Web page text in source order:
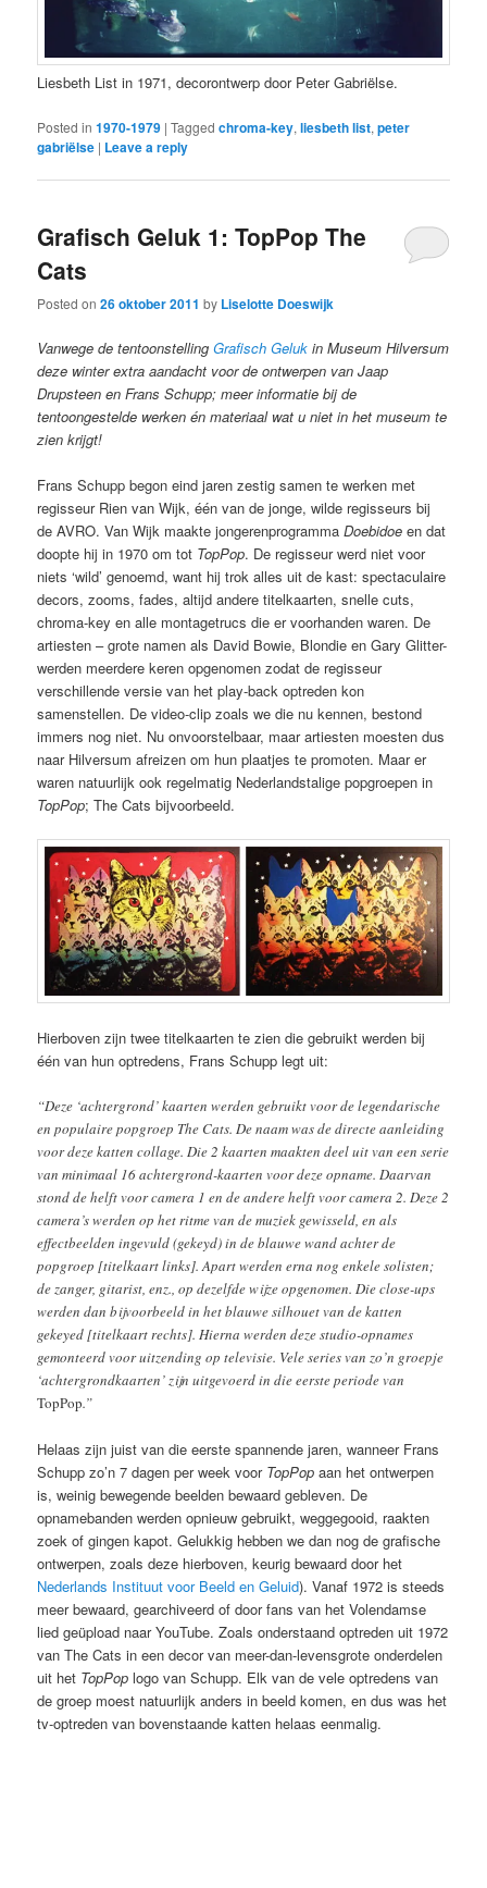
Liesbeth List in 1971, decorontwerp door Peter Gabriëlse.
Posted in 1970-1979 |Tagged chroma-key,liesbeth list,peter
gabriëlse | Leave a reply
Grafisch Geluk 1: TopPop The
Cats
Posted on26 oktober 2011 by Liselotte Doeswijk
Vanwege de tentoonstellingGrafisch Geluk in Museum Hilversum
deze winter extra aandacht voor de ontwerpen van Jaap
Drupsteen en Frans Schupp; meer informatie bij de
tentoongestelde werken én materiaal wat u niet in het museum te
zien krijgt!
Frans Schupp begon eind jaren zestig samen te werken met
regisseur Rien van Wijk, één van de jonge, wilde regisseurs bij
de AVRO. Van Wijk maakte jongerenprogrammaDoebidoe en dat
doopte hij in 1970 om tot TopPop. De regisseur werd niet voor
niets ‘wild’ genoemd, want hij trok alles uit de kast: spectaculaire
decors, zooms, fades, altijd andere titelkaarten, snelle cuts,
chroma-key en alle montagetrucs die er voorhanden waren. De
artiesten – grote namen als David Bowie, Blondie en Gary Glitter-
werden meerdere keren opgenomen zodat de regisseur
verschillende versie van het play-back optreden kon
samenstellen. De video-clip zoals we die nu kennen, bestond
immers nog niet. Nu onvoorstelbaar, maar artiesten moesten dus
naar Hilversum afreizen om hun plaatjes te promoten. Maar er
waren natuurlijk ook regelmatig Nederlandstalige popgroepen in
TopPop; The Cats bijvoorbeeld.
Hierboven zijn twee titelkaarten te zien die gebruikt werden bij
één van hun optredens, Frans Schupp legt uit:
“Deze ‘achtergrond’ kaarten werden gebruikt voor de legendarische
en populaire popgroep The Cats. De naam was de directe aanleiding
voor deze katten collage. Die 2 kaarten maakten deel uit van een serie
van minimaal 16 achtergrond-kaarten voor deze opname. Daarvan
stond de helft voor camera 1 en de andere helft voor camera 2. Deze 2
camera’s werden op het ritme van de muziek gewisseld, en als
effectbeelden ingevuld (gekeyd) in de blauwe wand achter de
popgroep [titelkaart links]. Apart werden erna nog enkele solisten;
de zanger, gitarist, enz., op dezelfde wijze opgenomen. Die close-ups
werden dan bijvoorbeeld in het blauwe silhouet van de katten
gekeyed [titelkaart rechts]. Hierna werden deze studio-opnames
gemonteerd voor uitzending op televisie. Vele series van zo’n groepje
‘achtergrondkaarten’ zijn uitgevoerd in die eerste periode van
TopPop.”
Helaas zijn juist van die eerste spannende jaren, wanneer Frans
Schupp zo’n 7 dagen per week voor TopPop aan het ontwerpen
is, weinig bewegende beelden bewaard gebleven. De
opnamebanden werden opnieuw gebruikt, weggegooid, raakten
zoek of gingen kapot. Gelukkig hebben we dan nog de grafische
ontwerpen, zoals deze hierboven, keurig bewaard door het
Nederlands Instituut voor Beeld en Geluid). Vanaf 1972 is steeds
meer bewaard, gearchiveerd of door fans van het Volendamse
lied geüpload naar YouTube. Zoals onderstaand optreden uit 1972
van The Cats in een decor van meer-dan-levensgrote onderdelen
uit het TopPop logo van Schupp. Elk van de vele optredens van
de groep moest natuurlijk anders in beeld komen, en dus was het
tv-optreden van bovenstaande katten helaas eenmalig.